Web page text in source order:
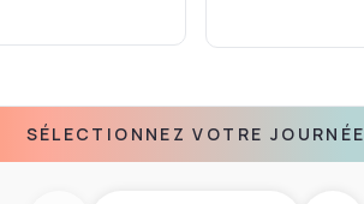
SÉLECTIONNEZ VOTRE JOURNÉE